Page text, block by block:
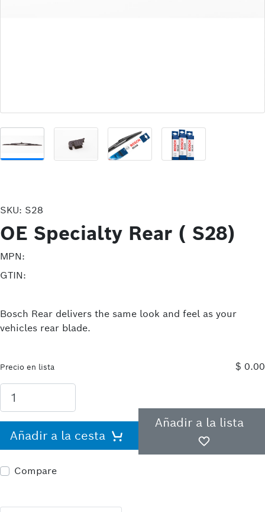
SKU: S28
OE Specialty Rear ( S28)
MPN:
GTIN:
Bosch Rear delivers the same look and feel as your
vehicles rear blade.
Precio en lista $ 0.00
Añadir a la cesta
Añadir a la lista
Compare